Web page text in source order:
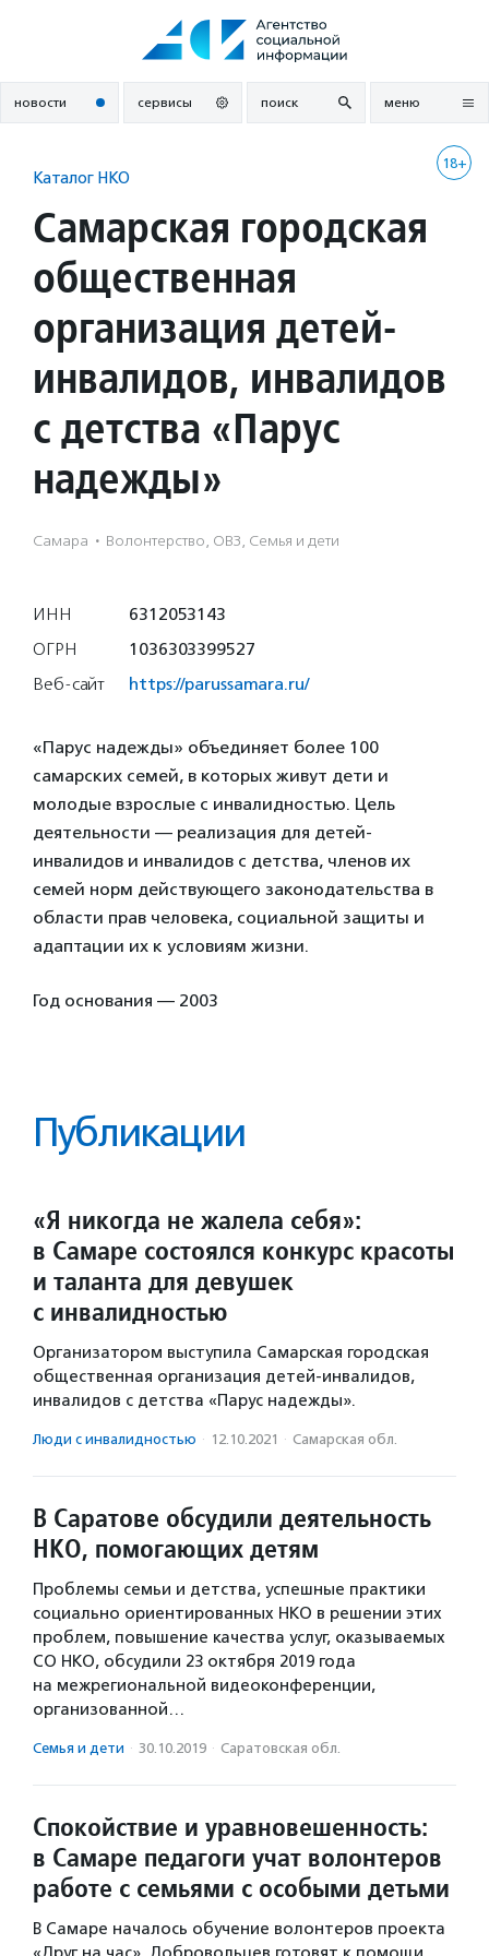
новости сервисы поиск меню
18+
Каталог НКО
Самарская городская
общественная
организация детей-
инвалидов, инвалидов
с детства «Парус
надежды»
Самара · Волонтерство, ОВЗ, Семья и дети
ИНН
6312053143
ОГРН
1036303399527
Веб-сайт
https://parussamara.ru/
«Парус надежды» объединяет более 100
самарских семей, в которых живут дети и
молодые взрослые с инвалидностью. Цель
деятельности — реализация для детей-
инвалидов и инвалидов с детства, членов их
семей норм действующего законодательства в
области прав человека, социальной защиты и
адаптации их к условиям жизни.
Год основания — 2003
Публикации
«Я никогда не жалела себя»:
в Самаре состоялся конкурс красоты
и таланта для девушек
с инвалидностью
Организатором выступила Самарская городская
общественная организация детей-инвалидов,
инвалидов с детства «Парус надежды».
Люди с инвалидностью · 12.10.2021 · Самарская обл.
В Саратове обсудили деятельность
НКО, помогающих детям
Проблемы семьи и детства, успешные практики
социально ориентированных НКО в решении этих
проблем, повышение качества услуг, оказываемых
СО НКО, обсудили 23 октября 2019 года
на межрегиональной видеоконференции,
организованной…
Семья и дети · 30.10.2019 · Саратовская обл.
Спокойствие и уравновешенность:
в Самаре педагоги учат волонтеров
работе с семьями с особыми детьми
В Самаре началось обучение волонтеров проекта